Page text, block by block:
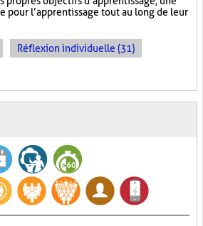
pour l’apprentissage tout au long de leur
Réflexion individuelle (31)